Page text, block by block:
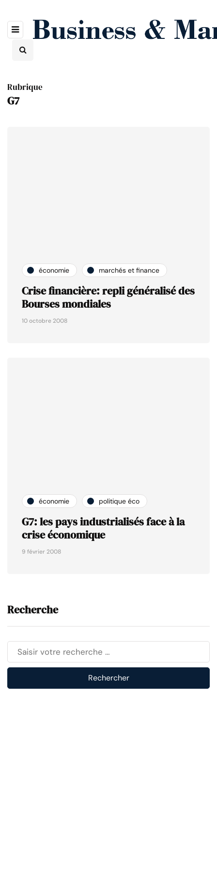
Rubrique
G7
économie marchés et finance
Crise financière: repli généralisé des
Bourses mondiales
10 octobre 2008
économie politique éco
G7: les pays industrialisés face à la
crise économique
9 février 2008
Recherche